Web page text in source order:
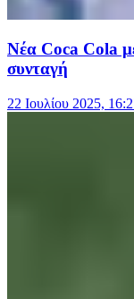
Νέα Coca Cola
συνταγή
22 Ιουλίου 2025,